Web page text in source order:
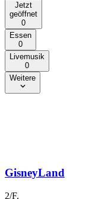
Jetzt
geöffnet
0
Essen
0
Livemusik
0
Weitere
GisneyLand
2/F,